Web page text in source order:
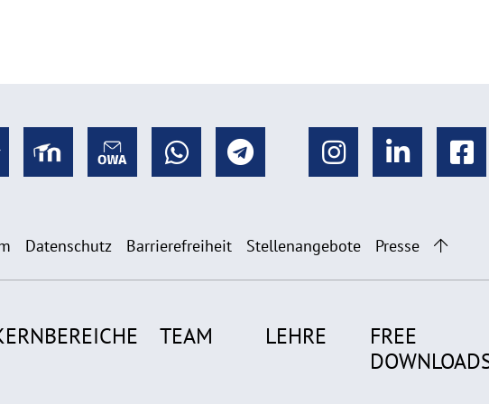
Datenschutz Barrierefreiheit Stellenangebote Presse
TEAM LEHRE
FREE